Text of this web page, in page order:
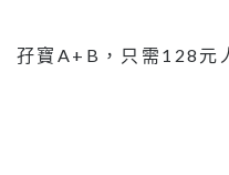
孖寶A+B，只需128元